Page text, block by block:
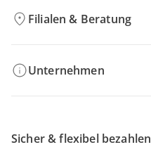
Filialen & Beratung
Unternehmen
Sicher & flexibel bezahlen